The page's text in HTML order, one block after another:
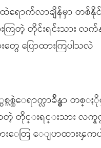
ောက်လာချိန်မှာ တစ်
ကြတဲ့ တိုင်းရင်းသား
ပြောထားကြပါသလဲ
ေရာက္လာခ်ိန္မွာ တစ္ႏိုင္
တိုင္းရင္းသား လ
ားေတြ ေျပာထားၾက